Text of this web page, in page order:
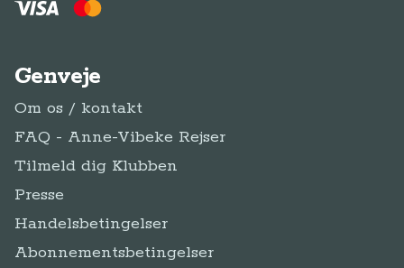
Genveje
Om os / kontakt
FAQ - Anne-Vibeke Rejser
Tilmeld dig Klubben
Presse
Handelsbetingelser
Abonnementsbetingelser